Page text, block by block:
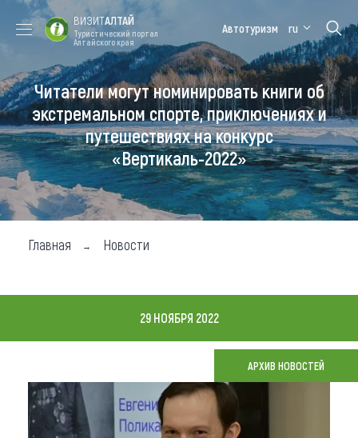
Форум VISIT
ALTAI
Цветение
маральника
Медицинский
форум
Алтайская
зимовка
Туры
Где побывать
Чем заняться
Где остановиться
Что привезти (сувениры)
О регионе
ВИЗИТАЛТАЙ
Туристический портал
Алтайского края
Автотуризм ru
Читатели могут номинировать книги об
экстремальном спорте, приключениях и
путешествиях на конкурс
«Вертикаль-2022»
Главная Новости
29 НОЯБРЯ 2022
АРХИВ НОВОСТЕЙ